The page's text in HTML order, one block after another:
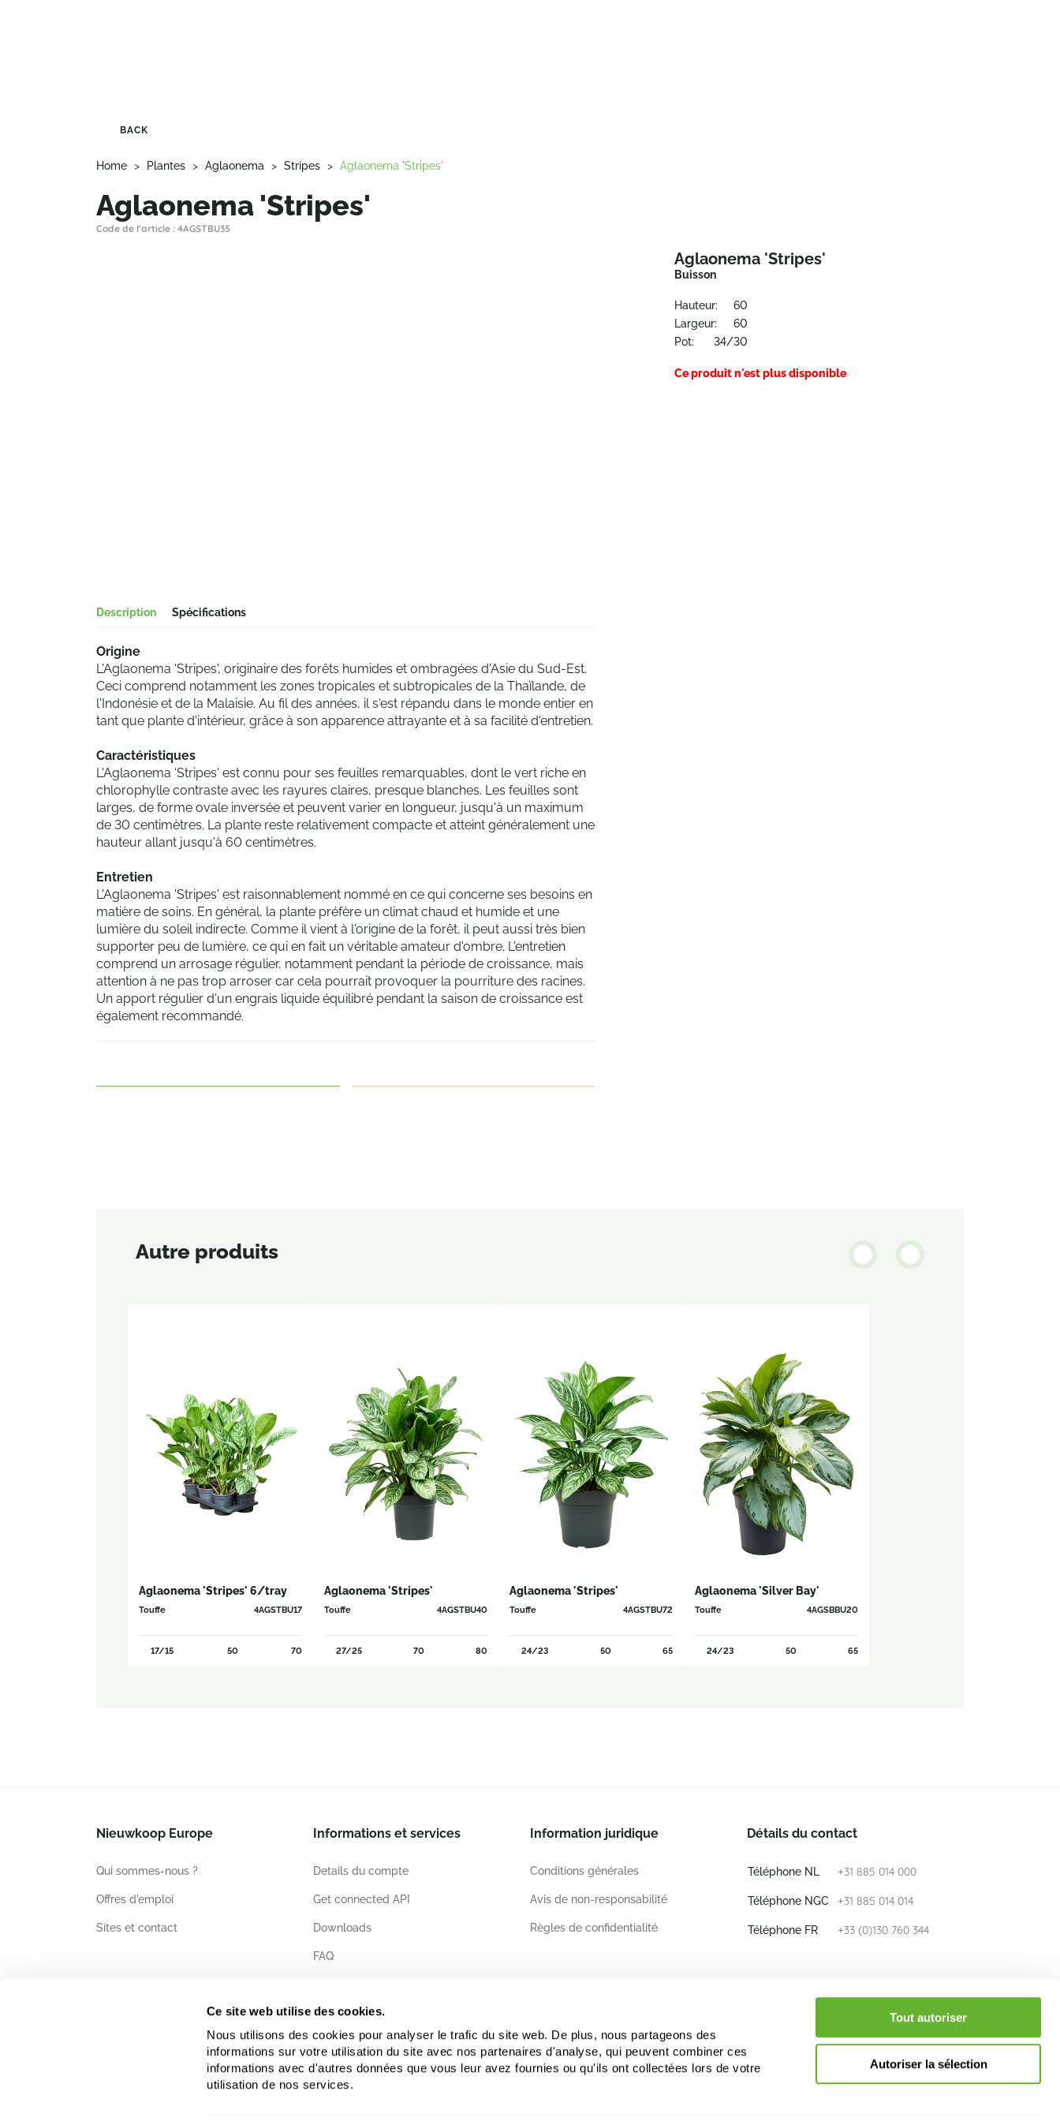
Ce site web utilise des cookies.
Nous utilisons des cookies pour analyser le trafic du site web. De plus, nous partageons des
informations sur votre utilisation du site avec nos partenaires d'analyse, qui peuvent combiner ces
informations avec d'autres données que vous leur avez fournies ou qu'ils ont collectées lors de votre
utilisation de nos services.
Tout autoriser
Autoriser la sélection
BACK
Home > Plantes > Aglaonema > Stripes > Aglaonema 'Stripes'
Aglaonema 'Stripes'
Code de l'article : 4AGSTBU35
Description Spécifications
Origine
L'Aglaonema 'Stripes', originaire des forêts humides et ombragées d'Asie du Sud-Est.
Ceci comprend notamment les zones tropicales et subtropicales de la Thaïlande, de
l'Indonésie et de la Malaisie. Au fil des années, il s'est répandu dans le monde entier en
tant que plante d'intérieur, grâce à son apparence attrayante et à sa facilité d'entretien.
Caractéristiques
L'Aglaonema 'Stripes' est connu pour ses feuilles remarquables, dont le vert riche en
chlorophylle contraste avec les rayures claires, presque blanches. Les feuilles sont
larges, de forme ovale inversée et peuvent varier en longueur, jusqu'à un maximum
de 30 centimètres. La plante reste relativement compacte et atteint généralement une
hauteur allant jusqu'à 60 centimètres.
Entretien
L'Aglaonema 'Stripes' est raisonnablement nommé en ce qui concerne ses besoins en
matière de soins. En général, la plante préfère un climat chaud et humide et une
lumière du soleil indirecte. Comme il vient à l'origine de la forêt, il peut aussi très bien
supporter peu de lumière, ce qui en fait un véritable amateur d'ombre. L'entretien
comprend un arrosage régulier, notamment pendant la période de croissance, mais
attention à ne pas trop arroser car cela pourrait provoquer la pourriture des racines.
Un apport régulier d'un engrais liquide équilibré pendant la saison de croissance est
également recommandé.
Aglaonema 'Stripes'
Buisson
Hauteur:
60
Largeur:
60
Pot:
34/30
Ce produit n'est plus disponible
Autre produits
Aglaonema 'Stripes' 6/tray
Touffe 4AGSTBU17
17/15 50 70
Aglaonema 'Stripes'
Touffe 4AGSTBU40
27/25 70 80
Aglaonema 'Stripes'
Touffe 4AGSTBU72
24/23 50 65
Aglaonema 'Silver Bay'
Touffe 4AGSBBU20
24/23 50 65
Nieuwkoop Europe
Qui sommes-nous ?
Offres d'emploi
Sites et contact
Informations et services
Details du compte
Get connected API
Downloads
FAQ
Information juridique
Conditions générales
Avis de non-responsabilité
Règles de confidentialité
Détails du contact
Téléphone NL +31 885 014 000
Téléphone NGC +31 885 014 014
Téléphone FR +33 (0)130 760 344
info@nieuwkoop-europe.com